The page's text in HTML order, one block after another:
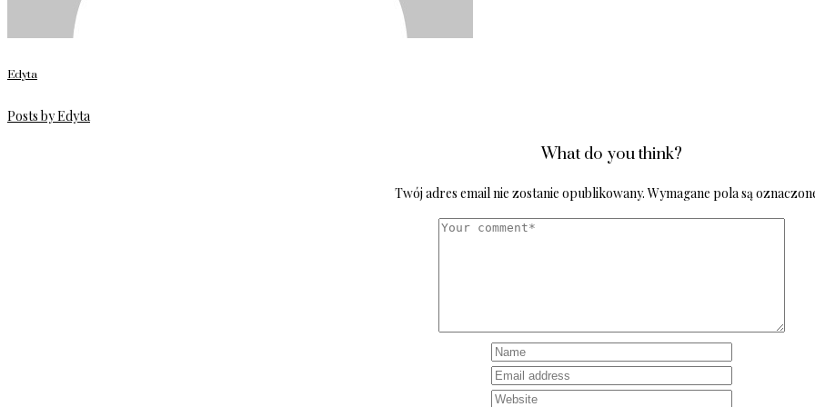
Edyta
Posts by Edyta
What do you think?
Twój adres email nie zostanie opublikowany. Wymagane pola są